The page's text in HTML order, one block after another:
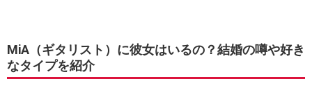
MiA（ギタリスト）に彼女はいるの？結婚の噂や好き
なタイプを紹介